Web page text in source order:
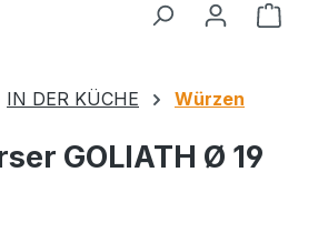
IN DER KÜCHE Würzen
GOLIATH Ø 19